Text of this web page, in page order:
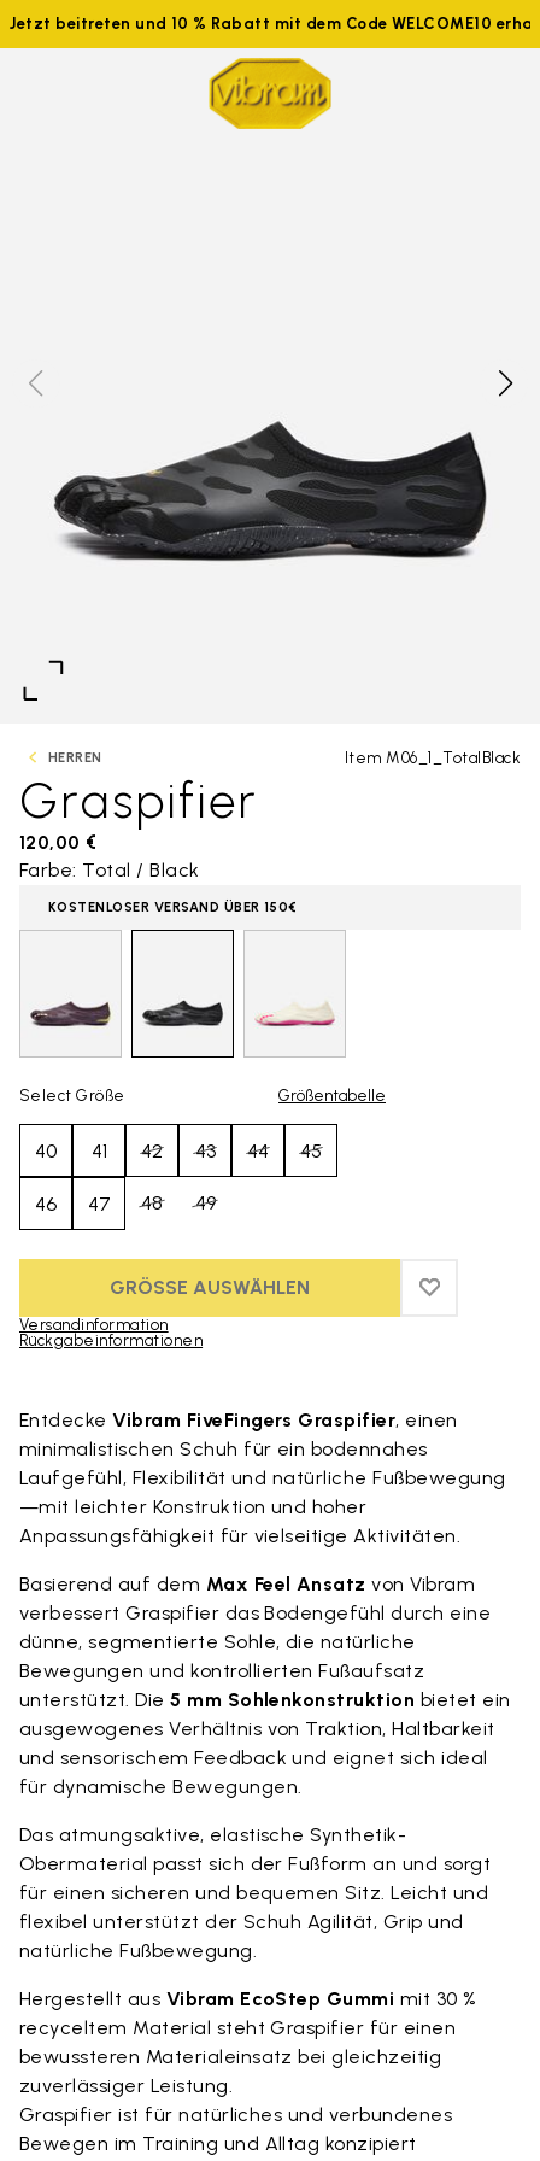
Jetzt beitreten und 10 % Rabatt mit dem Code WELCOME10
HERREN Item M06_1_TotalBlack
Graspifier
120,00 €
Farbe: Total / Black
KOSTENLOSER VERSAND ÜBER 150€
Select Größe Größentabelle
40 41 42 43 44 45
46 47 48 49
GRÖSSE AUSWÄHLEN ADD TO
ADD TO
Versandinformation
Rückgabeinformationen
EntdeckeVibram FiveFingers Graspifier, einen
minimalistischen Schuh für ein bodennahes
Laufgefühl, Flexibilität und natürliche Fußbewegung
—mit leichter Konstruktion und hoher
Anpassungsfähigkeit für vielseitige Aktivitäten.
Basierend auf dem Max Feel Ansatz von Vibram
verbessert Graspifier das Bodengefühl durch eine
dünne, segmentierte Sohle, die natürliche
Bewegungen und kontrollierten Fußaufsatz
unterstützt. Die5 mm Sohlenkonstruktion bietet ein
ausgewogenes Verhältnis von Traktion, Haltbarkeit
und sensorischem Feedback und eignet sich ideal
für dynamische Bewegungen.
Das atmungsaktive, elastische Synthetik-
Obermaterial passt sich der Fußform an und sorgt
für einen sicheren und bequemen Sitz. Leicht und
flexibel unterstützt der Schuh Agilität, Grip und
natürliche Fußbewegung.
Hergestellt aus Vibram EcoStep Gummi mit 30 %
recyceltem Material steht Graspifier für einen
bewussteren Materialeinsatz bei gleichzeitig
zuverlässiger Leistung.
Graspifier ist für natürliches und verbundenes
Bewegen im Training und Alltag konzipiert